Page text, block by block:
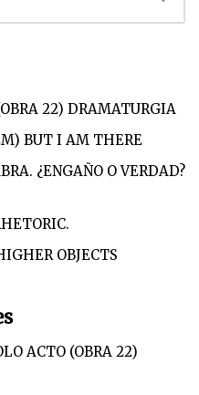
22) DRAMATURGIA
BUT I AM THERE
¿ENGAÑO O VERDAD?
OBJECTS
ACTO (OBRA 22)